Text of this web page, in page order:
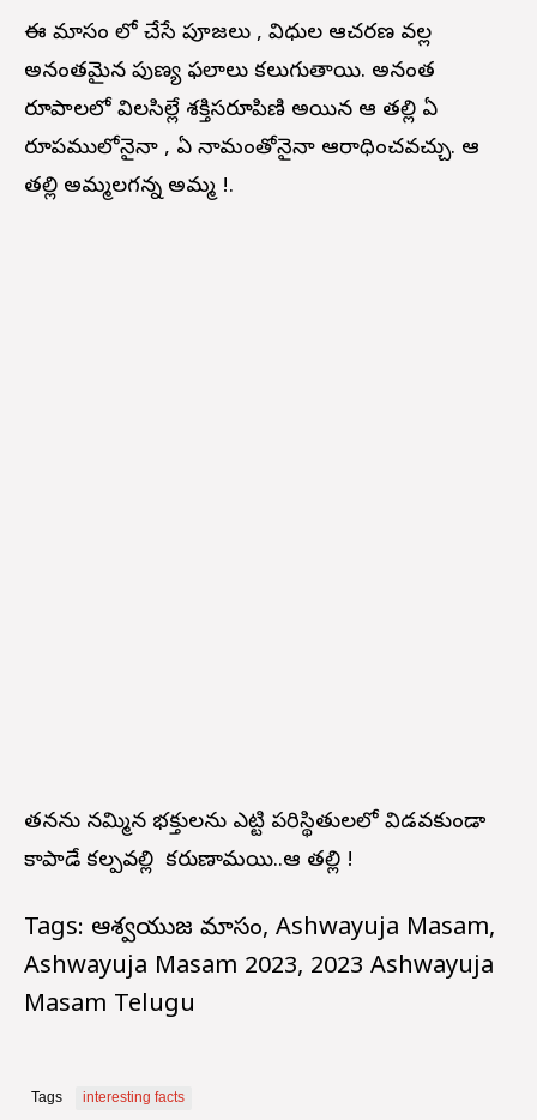
ఈ మాసం లో చేసే పూజలు , విధుల ఆచరణ వల్ల
అనంతమైన పుణ్య ఫలాలు కలుగుతాయి. అనంత
రూపాలలో విలసిల్లే శక్తిస్వరూపిణి అయిన ఆ తల్లి ఏ
రూపములోనైనా , ఏ నామంతోనైనా ఆరాధించవచ్చు. ఆ
తల్లి అమ్మలగన్న అమ్మ !.
తనను నమ్మిన భక్తులను ఎట్టి పరిస్థితులలో విడవకుండా
కాపాడే కల్పవల్లి కరుణామయి..ఆ తల్లి !
Tags: ఆశ్వయుజ మాసం, Ashwayuja Masam,
Ashwayuja Masam 2023, 2023 Ashwayuja
Masam Telugu
Tags interesting facts